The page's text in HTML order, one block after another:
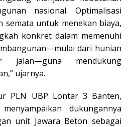
nasional. Optimalisasi
semata untuk menekan biaya,
konkret dalam memenuhi
dari hunian
jalan—guna mendukung
ujarnya.
PLN UBP Lontar 3 Banten,
dukungannya
unit Jawara Beton sebagai